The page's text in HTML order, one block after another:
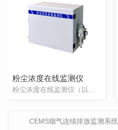
粉尘浓度在线监测仪
CEMS烟气连续排放监测系统